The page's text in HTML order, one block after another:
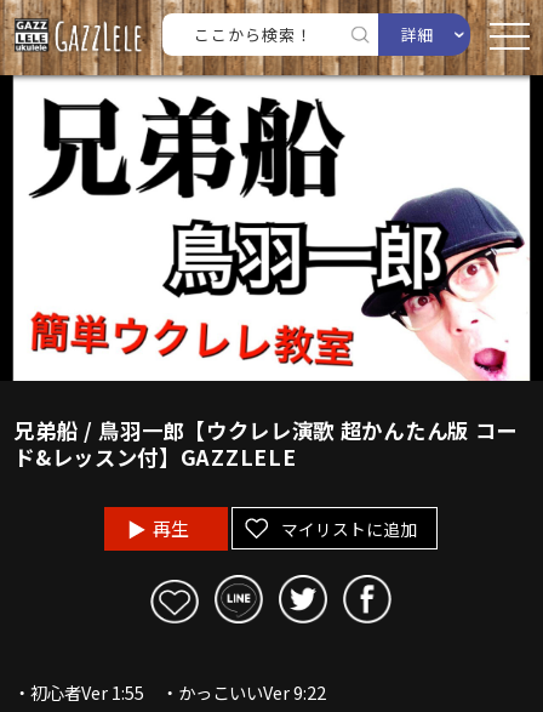
詳細
兄弟船 / 鳥羽一郎【ウクレレ演歌 超かんたん版 コー
ド&レッスン付】GAZZLELE
再生 マイリストに追加
・初心者Ver 1:55 ・かっこいいVer 9:22